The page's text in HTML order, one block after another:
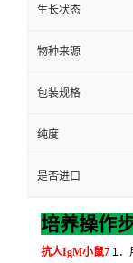
生长状态
物种来源
包装规格
纯度
是否进口
培养操作步
抗人IgM小鼠7 1 ．